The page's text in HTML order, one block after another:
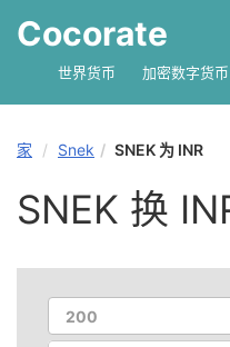
Cocorate
世界货币 加密数字货币
家 Snek SNEK 为 INR
SNEK 换